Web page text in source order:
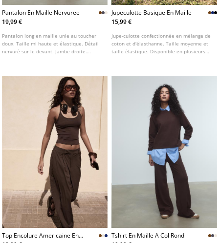
Pantalon En Maille Nervuree
19,99 €
Pantalon long en maille unie au toucher
doux. Taille mi haute et élastique. Détail
nervuré sur le devant. Jambe droite.
Jupeculotte Basique En Maille
15,99 €
Jupe-culotte confectionnée en mélange de
coton et d'élasthanne. Taille moyenne et
taille élastique. Disponible en plusieurs
Top Encolure Americaine En
Tshirt En Maille A Col Rond